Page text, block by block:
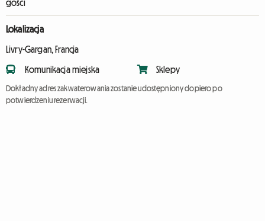
gości
Lokalizacja
Livry-Gargan, Francja
Komunikacja miejska Sklepy
Dokładny adres zakwaterowania zostanie udostępniony dopiero po
potwierdzeniu rezerwacji.